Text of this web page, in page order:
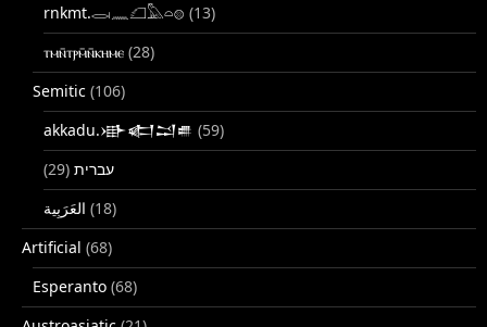
rnkmt.𓂋𓏺𓈖𓆎𓅓𓏏𓊖 (13)
ⲧⲙⲛ̄ⲧⲣⲙ̄ⲛ̄ⲕⲏⲙⲉ (28)
Semitic (106)
akkadu.𒀝𒅗𒁺𒌑 (59)
עברית (29)
(18)
Artificial (68)
Esperanto (68)